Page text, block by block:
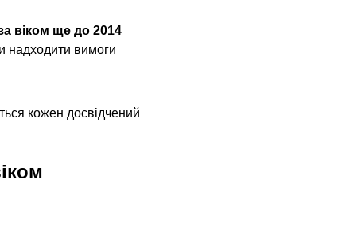
віком ще до 2014
надходити вимоги
кожен досвідчений